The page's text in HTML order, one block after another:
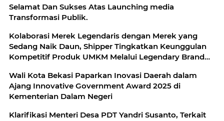
Selamat Dan Sukses Atas Launching media
Transformasi Publik.
Kolaborasi Merek Legendaris dengan Merek yang
Sedang Naik Daun, Shipper Tingkatkan Keunggulan
Kompetitif Produk UMKM Melalui Legendary Brand
Wali Kota Bekasi Paparkan Inovasi Daerah dalam
Ajang Innovative Government Award 2025 di
Kementerian Dalam Negeri
Klarifikasi Menteri Desa PDT Yandri Susanto, Terkait